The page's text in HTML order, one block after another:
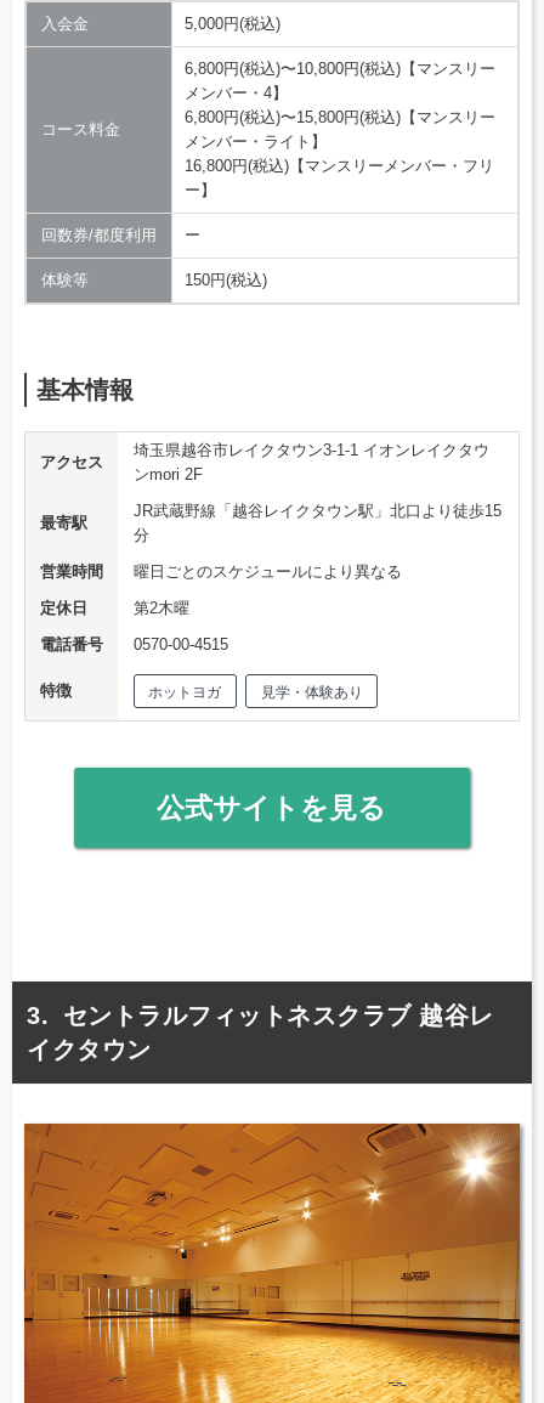
入会金 5,000円(税込)
コース料金
6,800円(税込)〜10,800円(税込)【マンスリー
メンバー・4】
6,800円(税込)〜15,800円(税込)【マンスリー
メンバー・ライト】
16,800円(税込)【マンスリーメンバー・フリ
ー】
回数券/都度利用 ー
体験等 150円(税込)
基本情報
アクセス
埼玉県越谷市レイクタウン3-1-1 イオンレイクタウ
ンmori 2F
最寄駅
JR武蔵野線「越谷レイクタウン駅」北口より徒歩15
分
営業時間
曜日ごとのスケジュールにより異なる
定休日
第2木曜
電話番号
0570-00-4515
特徴 ホットヨガ 見学・体験あり
公式サイトを見る
セントラルフィットネスクラブ 越谷レ
イクタウン